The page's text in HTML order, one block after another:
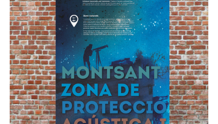
GRAPHIC
Parc del Montsant